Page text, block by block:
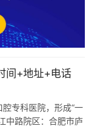
间+地址+电话
专科医院，形成“一
中路院区：合肥市庐